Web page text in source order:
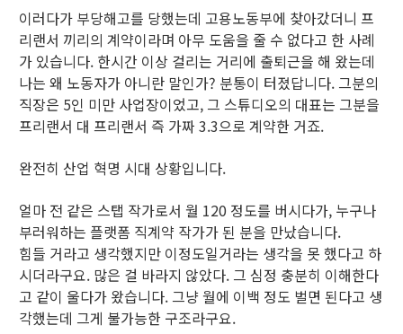
이러다가 부당해고를 당했는데 고용노동부에 찾아갔더니 프
리랜서 끼리의 계약이라며 아무 도움을 줄 수 없다고 한 사례
가 있습니다. 한시간 이상 걸리는 거리에 출퇴근을 해 왔는데
나는 왜 노동자가 아니란 말인가? 분통이 터졌답니다. 그분의
직장은 5인 미만 사업장이었고, 그 스튜디오의 대표는 그분을
프리랜서 대 프리랜서 즉 가짜 3.3으로 계약한 거죠.
완전히 산업 혁명 시대 상황입니다.
얼마 전 같은 스탭 작가로서 월 120 정도를 버시다가, 누구나
부러워하는 플랫폼 직계약 작가가 된 분을 만났습니다.
힘들 거라고 생각했지만 이정도일거라는 생각을 못 했다고 하
시더라구요. 많은 걸 바라지 않았다. 그 심정 충분히 이해한다
고 같이 울다가 왔습니다. 그냥 월에 이백 정도 벌면 된다고 생
각했는데 그게 불가능한 구조라구요.